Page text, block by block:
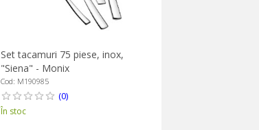
Set tacamuri 75 piese, inox,
"Siena" - Monix
Cod: M190985
(0)
În stoc